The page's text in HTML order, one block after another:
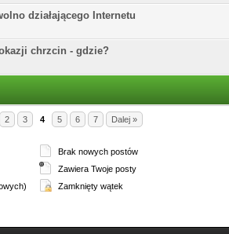
działającego Internetu
chrzcin - gdzie?
2 3 4 5 6 7 Dalej »
Brak nowych postów
Zawiera Twoje posty
Zamknięty wątek